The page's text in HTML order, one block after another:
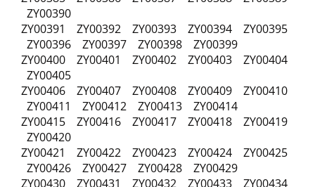
ZY00390
ZY00391 ZY00392 ZY00393 ZY00394 ZY00395
ZY00396 ZY00397 ZY00398 ZY00399
ZY00400 ZY00401 ZY00402 ZY00403 ZY00404
ZY00405
ZY00406 ZY00407 ZY00408 ZY00409 ZY00410
ZY00411 ZY00412 ZY00413 ZY00414
ZY00415 ZY00416 ZY00417 ZY00418 ZY00419
ZY00420
ZY00421 ZY00422 ZY00423 ZY00424 ZY00425
ZY00426 ZY00427 ZY00428 ZY00429
ZY00430 ZY00431 ZY00432 ZY00433 ZY00434